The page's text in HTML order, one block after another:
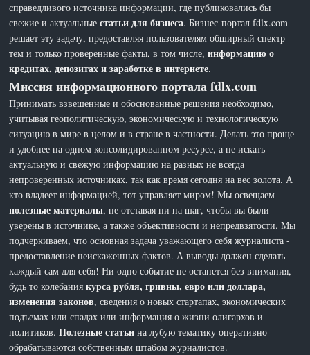
справедливого источника информации, где публиковались бы
свежие и актуальныестатьи для бизнеса. Бизнес-портал fdlx.com
решает эту задачу, предоставляя пользователям обширный спектр
тем и только проверенные факты, в том числе,информацию о
кредитах, депозитах и заработке в интернете.
Миссия информационного портала fdlx.com
Принимать взвешенные и обоснованные решения необходимо,
учитывая геополитическую, экономическую и технологическую
ситуацию в мире в целом и в стране в частности. Делать это проще
и удобнее на одном консолидированном ресурсе, а не искать
актуальную и свежую информацию на разных не всегда
непроверенных источниках, так как время сегодня на вес золота. А
кто владеет информацией, тот управляет миром! Мы освещаем
полезные материалы, не отставая ни на шаг, чтобы вы были
уверены в источнике, а также объективности и непредвзятости. Мы
подчеркиваем, что основная задача уважающего себя журналиста -
предоставление неискаженных фактов. А выводы должен сделать
каждый сам для себя! Ни одно событие не останется без внимания,
будь то колебаниякурса рубля, гривны, евро или доллара,
изменения законов, сведения о новых стартапах, экономических
подъемах или спадах или информация о жизни олигархов и
политиков.Полезные статьи на лубую тематику оперативно
обрабатываются собственным штабом журналистов.